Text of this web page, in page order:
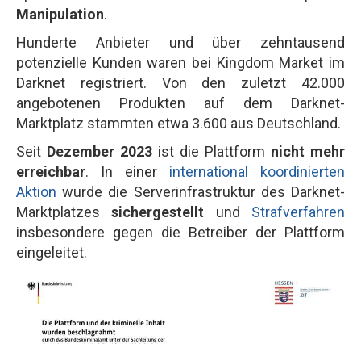
Manipulation.
Hunderte Anbieter und über zehntausend
potenzielle Kunden waren bei Kingdom Market im
Darknet registriert. Von den zuletzt 42.000
angebotenen Produkten auf dem Darknet-
Marktplatz stammten etwa 3.600 aus Deutschland.
Seit Dezember 2023 ist die Plattform nicht mehr
erreichbar. In einer international koordinierten
Aktion wurde die Serverinfrastruktur des Darknet-
Marktplatzessichergestellt und Strafverfahren
insbesondere gegen die Betreiber der Plattform
eingeleitet.